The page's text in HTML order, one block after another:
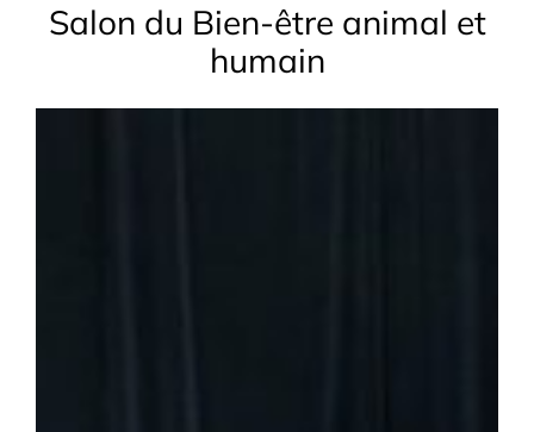
Salon du Bien-être animal et
humain